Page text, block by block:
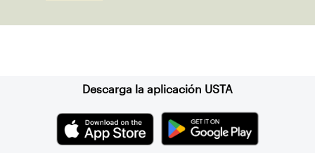
Descarga la aplicación USTA